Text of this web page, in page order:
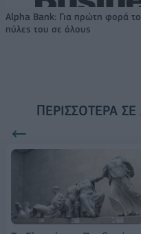
Alpha Bank: Για πρώτη φορά
πύλες του σε όλους
ΠΕΡΙΣΣΌΤΕΡΑ